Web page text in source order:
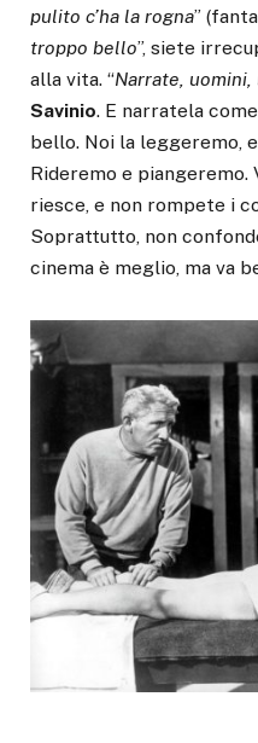
pulito c’ha la rogna”
troppo bello”, siete
alla vita. “Narrate,
Savinio. E narratela
bello. Noi la leggeremo,
Rideremo e piangeremo.
riesce, e non rompete i
Soprattutto, non
cinema è meglio, ma va